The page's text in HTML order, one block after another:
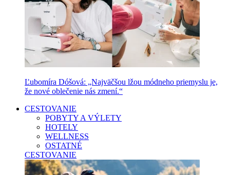
Ľubomíra Dóšová: „Najväčšou lžou módneho priemyslu je,
že nové oblečenie nás zmení.“
CESTOVANIE
POBYTY A VÝLETY
HOTELY
WELLNESS
OSTATNÉ
CESTOVANIE